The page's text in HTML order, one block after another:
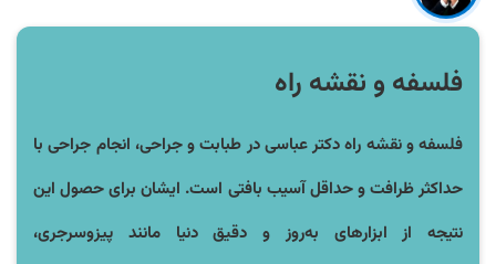
فلسفه و نقشه راه
فلسفه و نقشه راه دکتر عباسی در طبابت و جراحی، انجام جراحی با
حداکثر ظرافت و حداقل آسیب بافتی است. ایشان برای حصول این
نتیجه از ابزارهای به‌روز و دقیق دنیا مانند پیزوسرجری،